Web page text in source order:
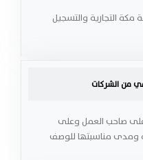
التجارية والتسجيل
من الشركات
صاحب العمل وعلى
ومدى مناسبتها للوصف